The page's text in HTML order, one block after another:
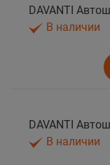
В наличии
В наличии